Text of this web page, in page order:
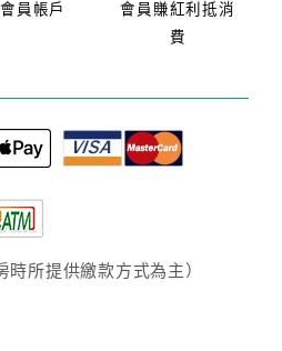
會員帳戶
會員賺紅利抵消
費
時所提供繳款方式為主）